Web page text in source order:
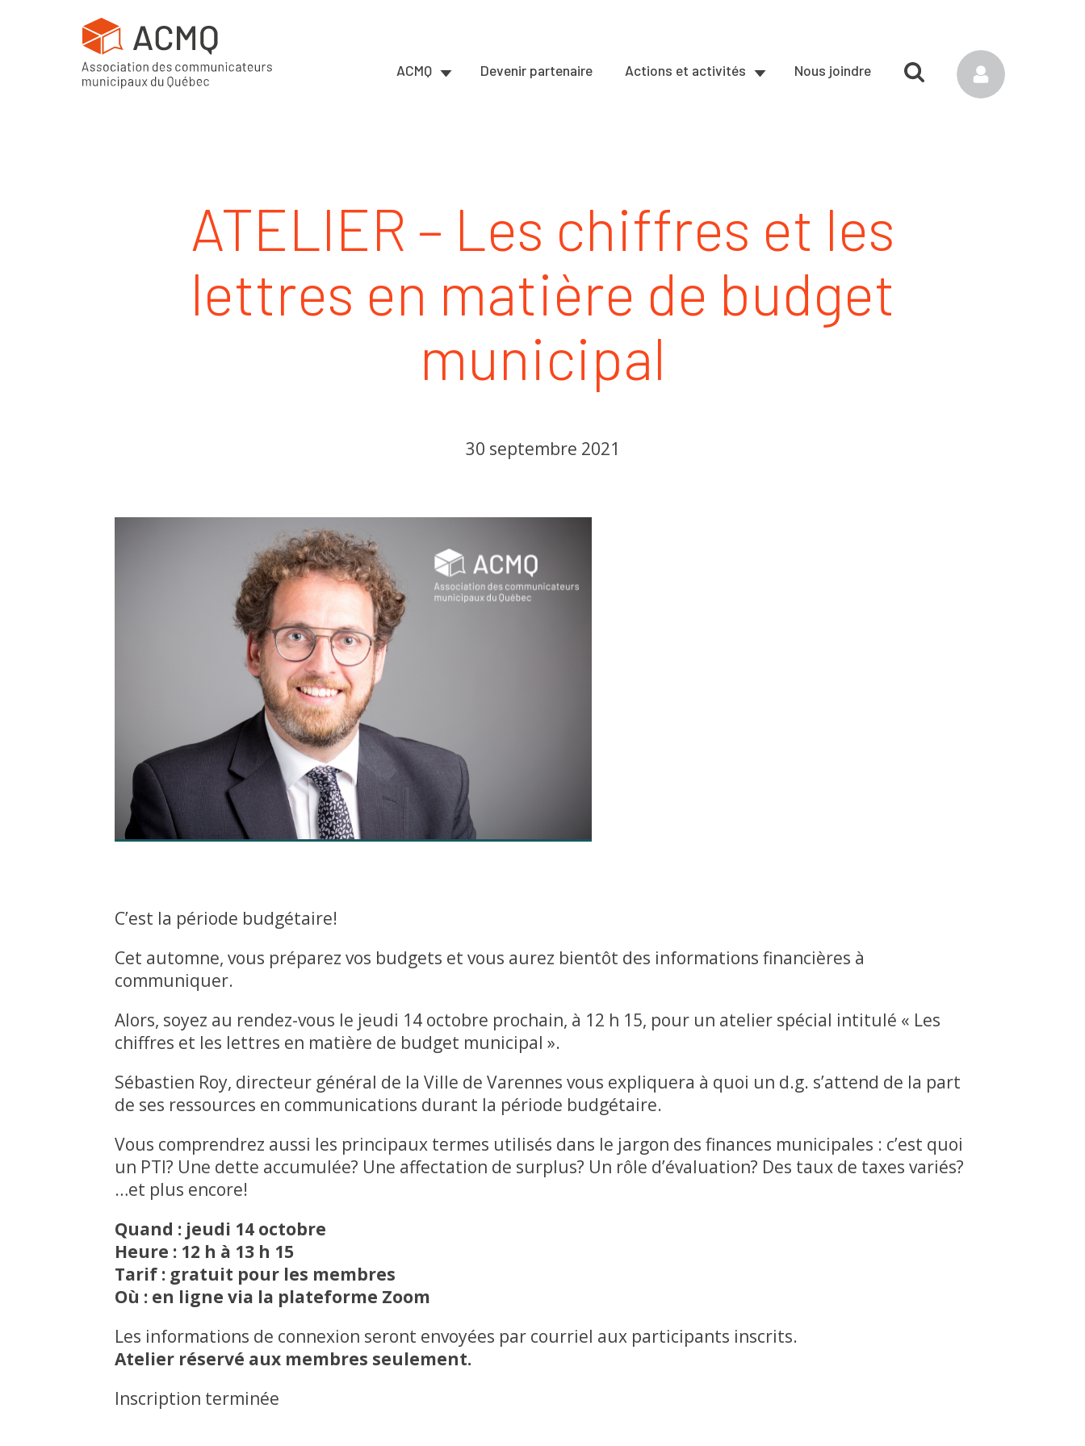
ACMQ Devenir partenaire Actions et activités Nous joindre
ATELIER – Les chiffres et les
lettres en matière de budget
municipal
30 septembre 2021
C’est la période budgétaire!
Cet automne, vous préparez vos budgets et vous aurez bientôt des informations financières à
communiquer.
Alors, soyez au rendez-vous le jeudi 14 octobre prochain, à 12 h 15, pour un atelier spécial intitulé « Les
chiffres et les lettres en matière de budget municipal ».
Sébastien Roy, directeur général de la Ville de Varennes vous expliquera à quoi un d.g. s’attend de la part
de ses ressources en communications durant la période budgétaire.
Vous comprendrez aussi les principaux termes utilisés dans le jargon des finances municipales : c’est quoi
un PTI? Une dette accumulée? Une affectation de surplus? Un rôle d’évaluation? Des taux de taxes variés?
…et plus encore!
Quand : jeudi 14 octobre
Heure : 12 h à 13 h 15
Tarif : gratuit pour les membres
Où : en ligne via la plateforme Zoom
Les informations de connexion seront envoyées par courriel aux participants inscrits.
Atelier réservé aux membres seulement.
Inscription terminée